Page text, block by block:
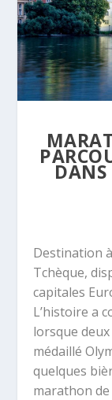
DANS
Destination
Tchèque,
capitales
L’histoire a
lorsque
médaillé
quelques
marathon de